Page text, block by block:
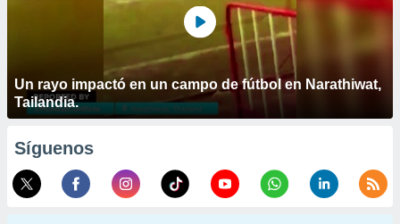
Un rayo impactó en un campo de fútbol en Narathiwat,
Tailandia.
Síguenos